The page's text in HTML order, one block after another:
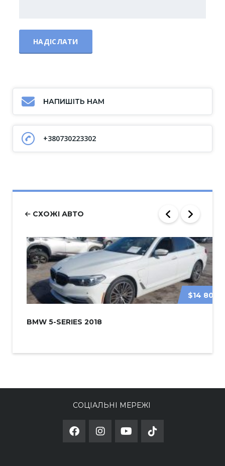
НАПИШІТЬ НАМ
+380730223302
СХОЖІ АВТО
$14 800
BMW 5-SERIES 2018
СОЦІАЛЬНІ МЕРЕЖІ